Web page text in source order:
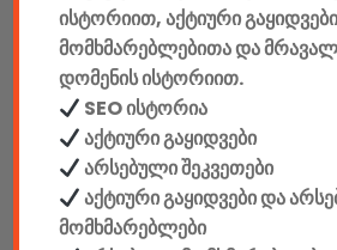
აკკუმულატორები
კაბელები & დამტენები
დისკები
ჩანთები
ისტორიით, აქტიური
მომხმარებლებითა და
დომენის ისტორიით.
SEO ისტორია
აქტიური გაყიდვები
არსებული შეკვეთები
აქტიური გაყიდვები და
მომხმარებლები